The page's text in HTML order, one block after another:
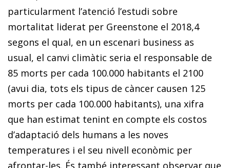
particularment l’atenció l’estudi sobre
mortalitat liderat per Greenstone el 2018,4
segons el qual, en un escenari business as
usual, el canvi climàtic seria el responsable de
85 morts per cada 100.000 habitants el 2100
(avui dia, tots els tipus de càncer causen 125
morts per cada 100.000 habitants), una xifra
que han estimat tenint en compte els costos
d’adaptació dels humans a les noves
temperatures i el seu nivell econòmic per
afrontar-les. És també interessant observar que